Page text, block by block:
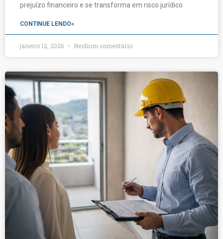
prejuízo financeiro e se transforma em risco jurídico
CONTINUE LENDO»
janeiro 12, 2026 Nenhum comentário